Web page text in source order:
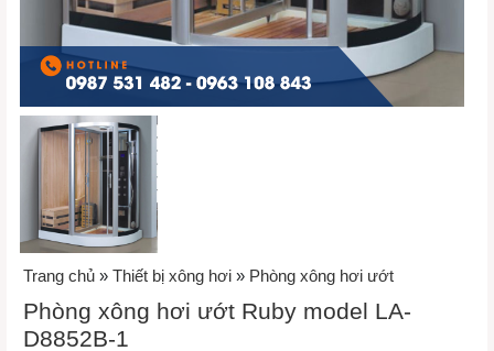
Trang chủ » Thiết bị xông hơi » Phòng xông hơi ướt
Phòng xông hơi ướt Ruby model LA-
D8852B-1